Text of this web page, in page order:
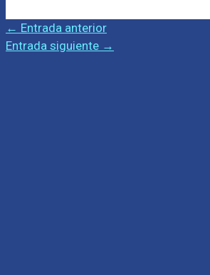
← Entrada anterior
Entrada siguiente →